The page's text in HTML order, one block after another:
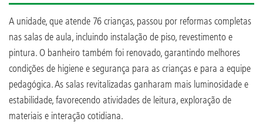
A unidade, que atende 76 crianças, passou por reformas completas
nas salas de aula, incluindo instalação de piso, revestimento e
pintura. O banheiro também foi renovado, garantindo melhores
condições de higiene e segurança para as crianças e para a equipe
pedagógica. As salas revitalizadas ganharam mais luminosidade e
estabilidade, favorecendo atividades de leitura, exploração de
materiais e interação cotidiana.